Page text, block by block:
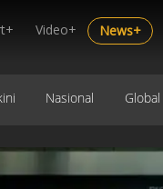
Video+ News+
Nasional Global